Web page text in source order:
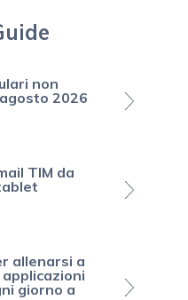
non
2026
TIM da
allenarsi a
giorno a